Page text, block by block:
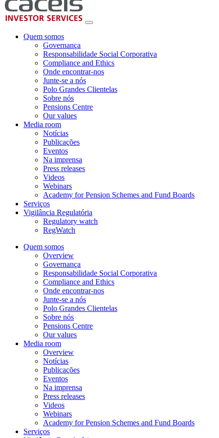
Quem somos
Governança
Responsabilidade Social Corporativa
Compliance and Ethics
Onde encontrar-nos
Junte-se a nós
Polo Grandes Clientelas
Sobre nós
Pensions Centre
Our values
Media room
Notícias
Publicações
Eventos
Na imprensa
Press releases
Videos
Webinars
Academy for Pension Schemes and Fund Boards
Serviços
Vigilância Regulatória
Regulatory watch
RegWatch
Quem somos
Overview
Governança
Responsabilidade Social Corporativa
Compliance and Ethics
Onde encontrar-nos
Junte-se a nós
Polo Grandes Clientelas
Sobre nós
Pensions Centre
Our values
Media room
Overview
Notícias
Publicações
Eventos
Na imprensa
Press releases
Videos
Webinars
Academy for Pension Schemes and Fund Boards
Serviços